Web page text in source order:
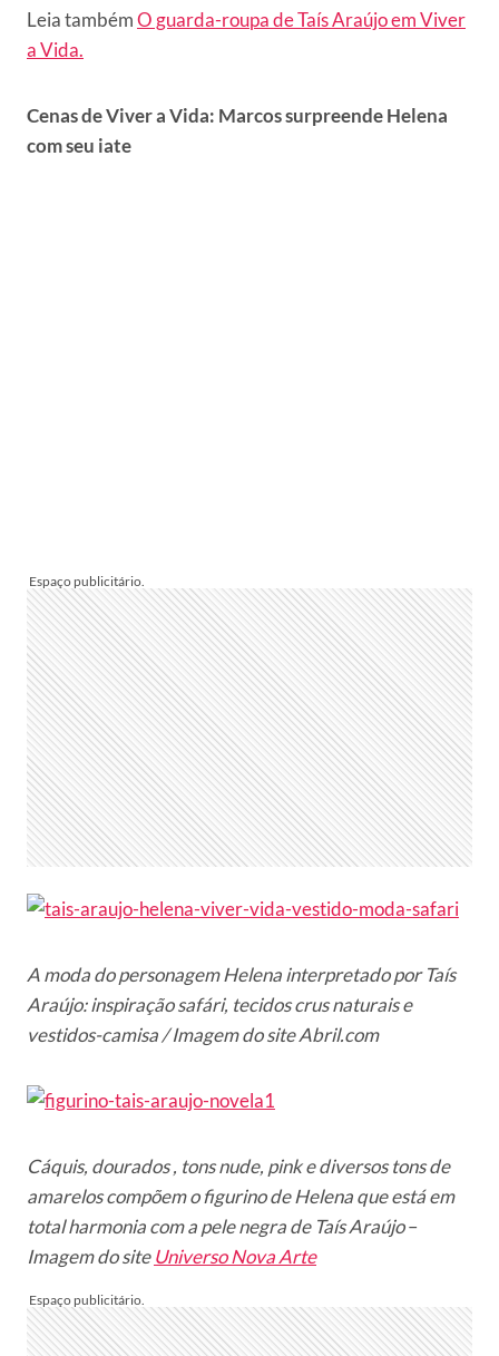
Leia tambémO guarda-roupa de Taís Araújo em Viver
a Vida.
Cenas de Viver a Vida: Marcos surpreende Helena
com seu iate
A moda do personagem Helena interpretado por Taís
Araújo: inspiração safári, tecidos crus naturais e
vestidos-camisa/ Imagem do site Abril.com
Cáquis, dourados , tons nude, pink e diversos tons de
amarelos compõem o figurino de Helena que está em
total harmonia com a pele negra de Taís Araújo–
Imagem do siteUniverso Nova Arte